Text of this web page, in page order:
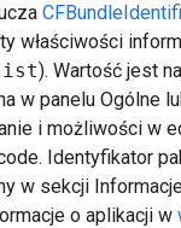
właściwości
). Wartość jest
w panelu Ogólne
i możliwości w
Identyfikator
w sekcji
o aplikacji w